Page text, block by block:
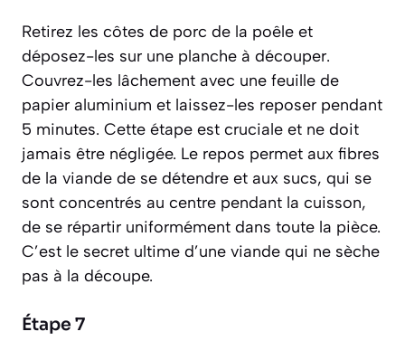
Retirez les côtes de porc de la poêle et
déposez-les sur une planche à découper.
Couvrez-les lâchement avec une feuille de
papier aluminium et laissez-les reposer pendant
5 minutes. Cette étape est cruciale et ne doit
jamais être négligée. Le repos permet aux fibres
de la viande de se détendre et aux sucs, qui se
sont concentrés au centre pendant la cuisson,
de se répartir uniformément dans toute la pièce.
C’est le secret ultime d’une viande qui ne sèche
pas à la découpe.
Étape 7